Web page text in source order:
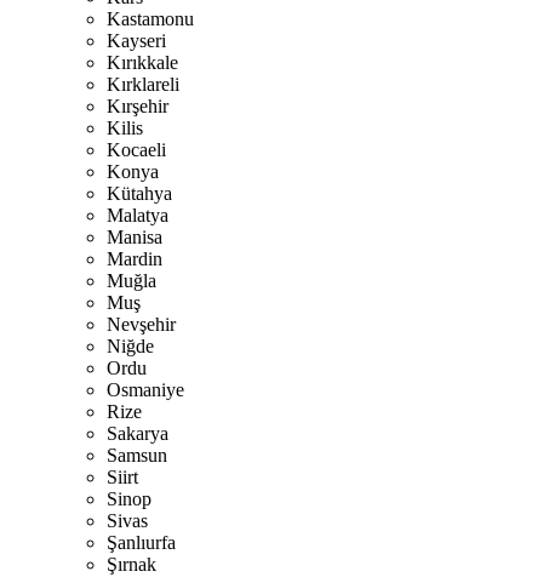
Kastamonu
Kayseri
Kırıkkale
Kırklareli
Kırşehir
Kilis
Kocaeli
Konya
Kütahya
Malatya
Manisa
Mardin
Muğla
Muş
Nevşehir
Niğde
Ordu
Osmaniye
Rize
Sakarya
Samsun
Siirt
Sinop
Sivas
Şanlıurfa
Şırnak